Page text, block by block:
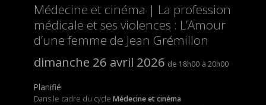
Médecine et cinéma | La profession
médicale et ses violences : L’Amour
d’une femme de Jean Grémillon
dimanche 26 avril 2026
18h00 20h00
Planifié
Dans le cadre du cycle Médecine et cinéma